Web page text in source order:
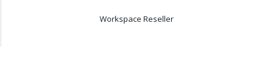
Workspace Reseller